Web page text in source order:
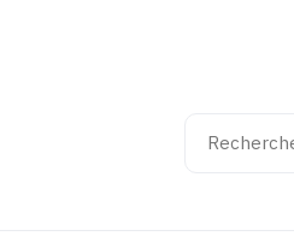
Recherche